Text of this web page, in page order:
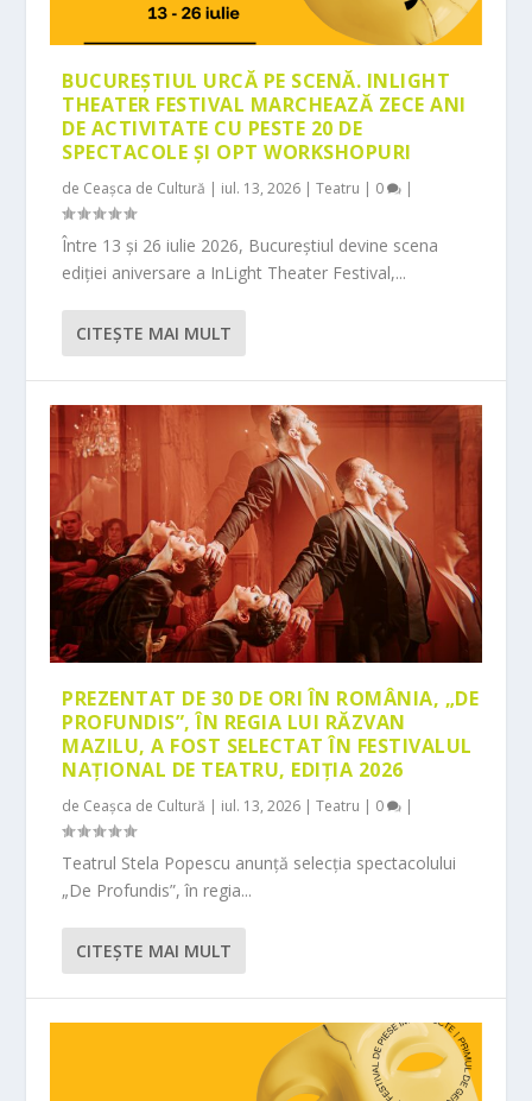
BUCUREȘTIUL URCĂ PE SCENĂ. INLIGHT
THEATER FESTIVAL MARCHEAZĂ ZECE ANI
DE ACTIVITATE CU PESTE 20 DE
SPECTACOLE ȘI OPT WORKSHOPURI
de Ceașca de Cultură | iul. 13, 2026 |Teatru | 0 |
Între 13 și 26 iulie 2026, Bucureștiul devine scena
ediției aniversare a InLight Theater Festival,...
CITEŞTE MAI MULT
PREZENTAT DE 30 DE ORI ÎN ROMÂNIA, „DE
PROFUNDIS”, ÎN REGIA LUI RĂZVAN
MAZILU, A FOST SELECTAT ÎN FESTIVALUL
NAȚIONAL DE TEATRU, EDIȚIA 2026
de Ceașca de Cultură | iul. 13, 2026 |Teatru | 0 |
Teatrul Stela Popescu anunță selecția spectacolului
„De Profundis”, în regia...
CITEŞTE MAI MULT